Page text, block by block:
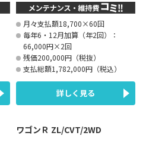
月々支払額18,700×60回
毎年6・12月加算（年2回）：
66,000円×2回
残価200,000円（税抜）
支払総額1,782,000円（税込）
詳しく見る
ワゴンＲ ZL/CVT/2WD